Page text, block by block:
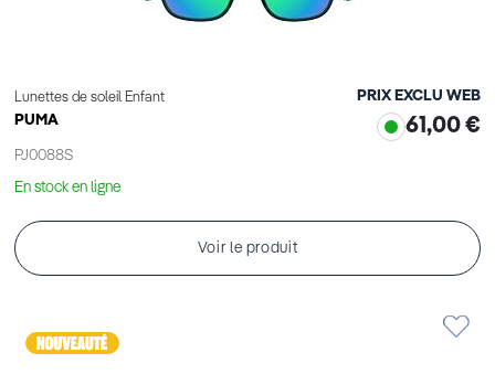
Lunettes de soleil Enfant
PUMA
PJ0088S
PRIX EXCLU WEB
61,00 €
En stock en ligne
Voir le produit